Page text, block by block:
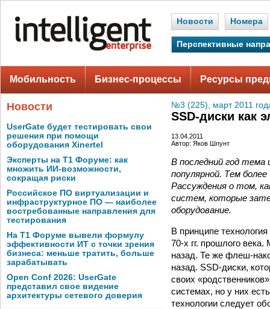
Новости Номера
Перспективные
Мобильность Бизнес-процессы Ресурсы
Новости
UserGate будет тестировать свои
решения при помощи
оборудования Xinertel
Эксперты на Т1 Форуме: как
множить ИИ-возможности,
сокращая риски
Российское ПО виртуализации и
инфраструктурное ПО — наиболее
востребованные направления для
тестирования
На Т1 Форуме вывели формулу
эффективности ИТ с точки зрения
бизнеса: меньше тратить, больше
зарабатывать
Open Conf 2026: UserGate
представил свое видение
архитектуры сетевого доверия
№3 (225), март 2011
SSD-диски как
13.04.2011
Автор: Яков Шпунт
В последний год тема
популярной. Тем
Рассуждения о том,
систем, которые
оборудование.
В принципе
70‑х гг. прошлого
назад. Те же флеш-
назад. SSD-диски,
своих
системах, но у них
технологии следует